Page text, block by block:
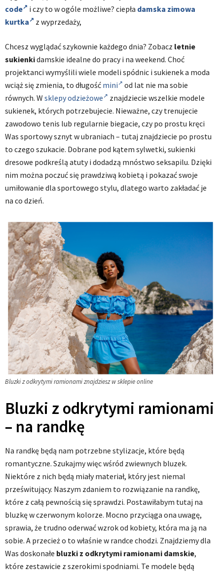
code
i czy to w ogóle możliwe? ciepła damska zimowa
kurtka
z wyprzedaży,
Chcesz wyglądać szykownie każdego dnia? Zobacz letnie
sukienkidamskie idealne do pracy i na weekend. Choć
projektanci wymyślili wiele modeli spódnic i sukienek a moda
wciąż się zmienia, to długość mini
od lat nie ma sobie
równych. W sklepy odzieżowe
znajdziecie wszelkie modele
sukienek, których potrzebujecie. Nieważne, czy trenujecie
zawodowo tenis lub regularnie biegacie, czy po prostu kręci
Was sportowy sznyt w ubraniach – tutaj znajdziecie po prostu
to czego szukacie. Dobrane pod kątem sylwetki, sukienki
dresowe podkreślą atuty i dodadzą mnóstwo seksapilu. Dzięki
nim można poczuć się prawdziwą kobietą i pokazać swoje
umiłowanie dla sportowego stylu, dlatego warto zakładać je
na co dzień.
Bluzki z odkrytymi ramionami znajdziesz w sklepie online
Bluzki z odkrytymi ramionami
– na randkę
Na randkę będą nam potrzebne stylizacje, które będą
romantyczne. Szukajmy więc wśród zwiewnych bluzek.
Niektóre z nich będą miały materiał, który jest niemal
prześwitujący. Naszym zdaniem to rozwiązanie na randkę,
które z całą pewnością się sprawdzi. Postawiłabym tutaj na
bluzkę w czerwonym kolorze. Mocno przyciąga ona uwagę,
sprawia, że trudno oderwać wzrok od kobiety, która ma ją na
sobie. A przecież o to właśnie w randce chodzi. Znajdziemy dla
Was doskonałe bluzki z odkrytymi ramionami damskie,
które zestawicie z szerokimi spodniami. Te modele będą